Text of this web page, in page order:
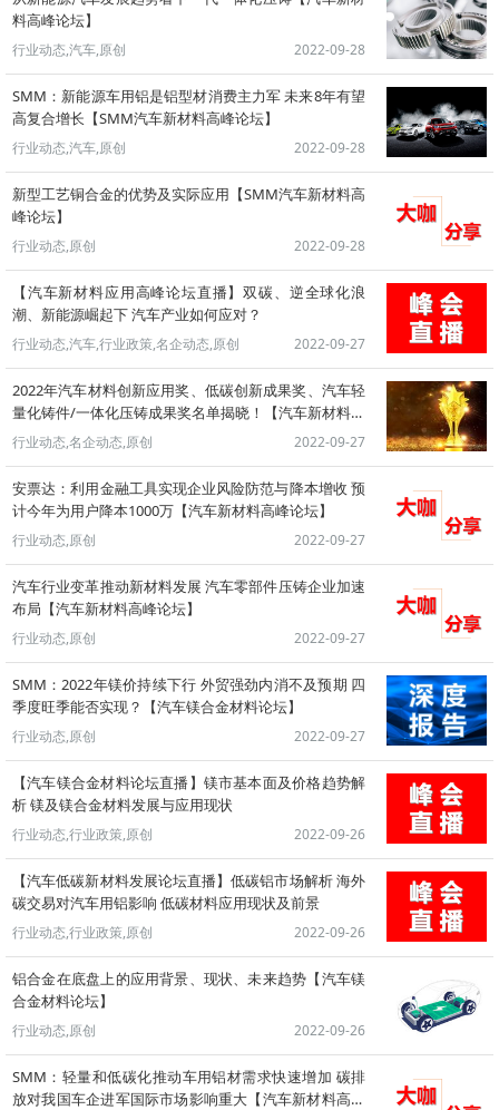
料高峰论坛】
行业动态,汽车,原创 2022-09-28
SMM：新能源车用铝是铝型材消费主力军 未来8年有望
高复合增长【SMM汽车新材料高峰论坛】
行业动态,汽车,原创 2022-09-28
新型工艺铜合金的优势及实际应用【SMM汽车新材料高
峰论坛】
行业动态,原创 2022-09-28
【汽车新材料应用高峰论坛直播】双碳、逆全球化浪
潮、新能源崛起下 汽车产业如何应对？
行业动态,汽车,行业政策,名企动态,原创 2022-09-27
2022年汽车材料创新应用奖、低碳创新成果奖、汽车轻
量化铸件/一体化压铸成果奖名单揭晓！【汽车新材料高
峰论坛】
行业动态,名企动态,原创 2022-09-27
安票达：利用金融工具实现企业风险防范与降本增收 预
计今年为用户降本1000万【汽车新材料高峰论坛】
行业动态,原创 2022-09-27
汽车行业变革推动新材料发展 汽车零部件压铸企业加速
布局【汽车新材料高峰论坛】
行业动态,原创 2022-09-27
SMM：2022年镁价持续下行 外贸强劲内消不及预期 四
季度旺季能否实现？【汽车镁合金材料论坛】
行业动态,原创 2022-09-27
【汽车镁合金材料论坛直播】镁市基本面及价格趋势解
析 镁及镁合金材料发展与应用现状
行业动态,行业政策,原创 2022-09-26
【汽车低碳新材料发展论坛直播】低碳铝市场解析 海外
碳交易对汽车用铝影响 低碳材料应用现状及前景
行业动态,行业政策,原创 2022-09-26
铝合金在底盘上的应用背景、现状、未来趋势【汽车镁
合金材料论坛】
行业动态,原创 2022-09-26
SMM：轻量和低碳化推动车用铝材需求快速增加 碳排
放对我国车企进军国际市场影响重大【汽车新材料高峰